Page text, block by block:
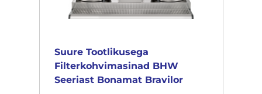
Suure Tootlikusega
Filterkohvimasinad BHW
Seeriast Bonamat Bravilor